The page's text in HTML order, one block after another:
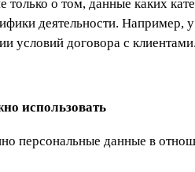
о том, данные каких
деятельности. Например,
условий договора с клиентами.
использовать
персональные данные в